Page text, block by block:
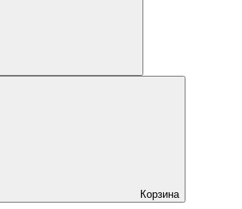
Корзина